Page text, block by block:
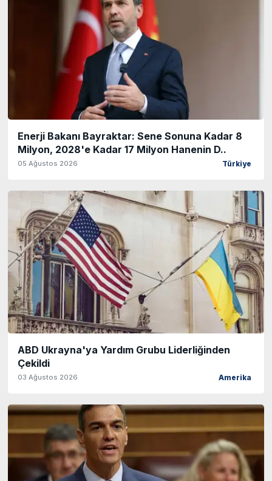
Enerji Bakanı Bayraktar: Sene Sonuna Kadar 8
Milyon, 2028'e Kadar 17 Milyon Hanenin D..
05 Ağustos 2026 Türkiye
ABD Ukrayna'ya Yardım Grubu Liderliğinden
Çekildi
03 Ağustos 2026 Amerika